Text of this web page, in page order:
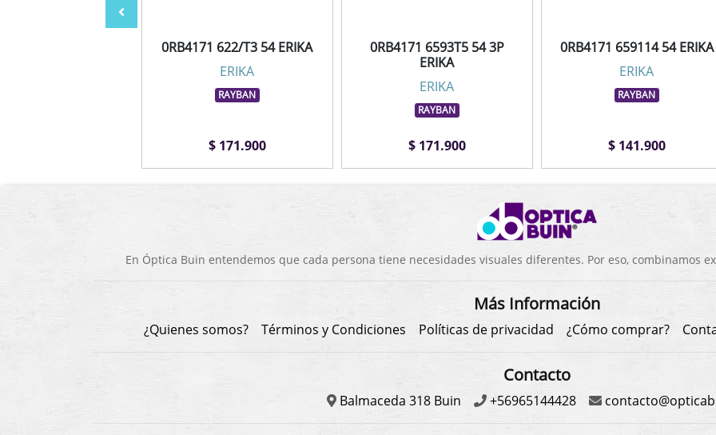
0RB4171 622/T3 54 ERIKA
ERIKA
RAYBAN
$ 171.900
0RB4171 6593T5 54 3P
ERIKA
ERIKA
RAYBAN
$ 171.900
0RB4171 659114 54 ERIKA
ERIKA
RAYBAN
$ 141.900
En Óptica Buin entendemos que cada persona tiene necesidades visuales diferentes. Por eso, combinamos
Más Información
¿Quienes somos? Términos y Condiciones Políticas de privacidad ¿Cómo comprar?
Contacto
Balmaceda 318 Buin +56965144428